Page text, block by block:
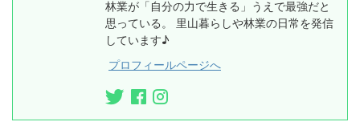
林業が「自分の力で生きる」うえで最強だと
思っている。 里山暮らしや林業の日常を発信
しています♪
プロフィールページへ